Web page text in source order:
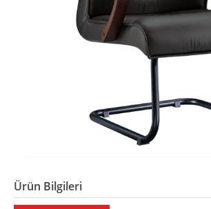
Ürün Bilgileri